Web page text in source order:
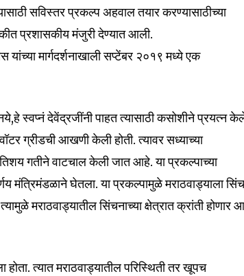
your privacy and
with us.
सविस्तर प्रकल्प अहवाल तयार करण्यासाठीच्या
प्रशासकीय मंजुरी देण्यात आली.
मार्गदर्शनाखाली सप्टेंबर २०१९ मध्ये एक
स्वप्नं देवेंद्रजींनी पाहत त्यासाठी कसोशीने प्रयत्न
ग्रीडची आखणी केली होती. त्यावर सध्याच्या
अतिशय गतीने वाटचाल केली जात आहे. या प्रकल्पाच्या
मंत्रिमंडळाने घेतला. या प्रकल्पामुळे मराठवाड्याला
मराठवाड्यातील सिंचनाच्या क्षेत्रात क्रांती होणार
त्यात मराठवाड्यातील परिस्थिती तर खूपच